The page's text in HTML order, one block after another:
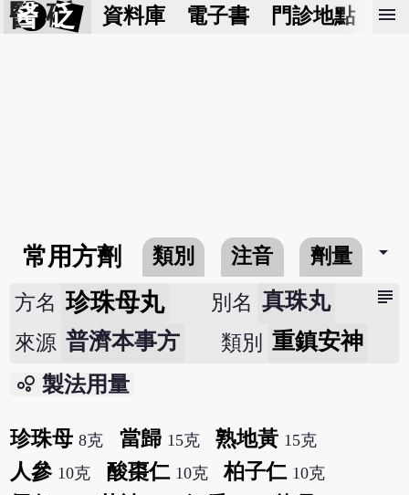
醫 砭 資料庫 電子書 門診地點 預
menu
常用方劑 類別 注音 劑量 arrow_drop_down
subject
方名 珍珠母丸 別名 真珠丸
來源 普濟本事方 類別 重鎮安神
bubble_chart 製法用量
珍珠母 8克 當歸 15克 熟地黃 15克
人參 10克 酸棗仁 10克 柏子仁 10克